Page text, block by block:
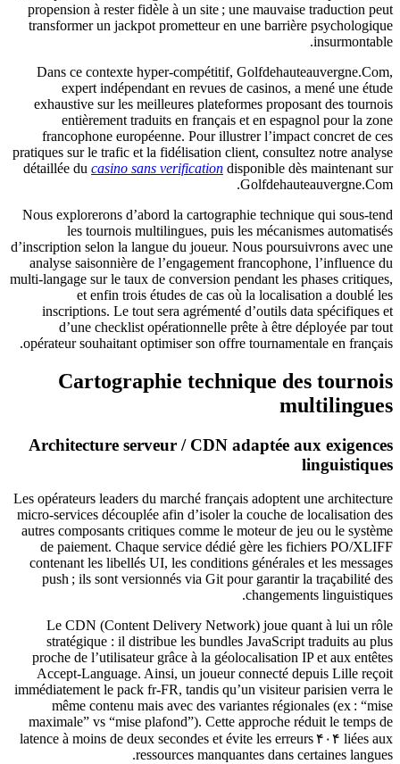
propension à rester fidèle à un site ; une mauvaise traduction peut
transformer un jackpot prometteur en une barrière psychologique
insurmontable.
Dans ce contexte hyper‑compétitif, Golfdehauteauvergne.Com,
expert indépendant en revues de casinos, a mené une étude
exhaustive sur les meilleures plateformes proposant des tournois
entièrement traduits en français et en espagnol pour la zone
francophone européenne. Pour illustrer l’impact concret de ces
pratiques sur le trafic et la fidélisation client, consultez notre analyse
détaillée du casino sans verification disponible dès maintenant sur
Golfdehauteauvergne.Com.
Nous explorerons d’abord la cartographie technique qui sous‑tend
les tournois multilingues, puis les mécanismes automatisés
d’inscription selon la langue du joueur. Nous poursuivrons avec une
analyse saisonnière de l’engagement francophone, l’influence du
multi‑langage sur le taux de conversion pendant les phases critiques,
et enfin trois études de cas où la localisation a doublé les
inscriptions. Le tout sera agrémenté d’outils data spécifiques et
d’une checklist opérationnelle prête à être déployée par tout
opérateur souhaitant optimiser son offre tournamentale en français.
Cartographie technique des tournois
multilingues
Architecture serveur / CDN adaptée aux exigences
linguistiques
Les opérateurs leaders du marché français adoptent une architecture
micro‑services découplée afin d’isoler la couche de localisation des
autres composants critiques comme le moteur de jeu ou le système
de paiement. Chaque service dédié gère les fichiers PO/XLIFF
contenant les libellés UI, les conditions générales et les messages
push ; ils sont versionnés via Git pour garantir la traçabilité des
changements linguistiques.
Le CDN (Content Delivery Network) joue quant à lui un rôle
stratégique : il distribue les bundles JavaScript traduits au plus
proche de l’utilisateur grâce à la géolocalisation IP et aux entêtes
Accept‑Language. Ainsi, un joueur connecté depuis Lille reçoit
immédiatement le pack fr-FR, tandis qu’un visiteur parisien verra le
même contenu mais avec des variantes régionales (ex : “mise
maximale” vs “mise plafond”). Cette approche réduit le temps de
latence à moins de deux secondes et évite les erreurs ۴۰۴ liées aux
ressources manquantes dans certaines langues.